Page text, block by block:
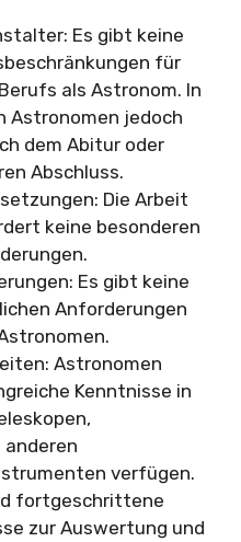
Es gibt keine
für
als Astronom. In
Astronomen jedoch
dem Abitur oder
Abschluss.
Die Arbeit
keine besonderen
Es gibt keine
Anforderungen
Astronomen
Kenntnisse in
anderen
verfügen.
fortgeschrittene
zur Auswertung und